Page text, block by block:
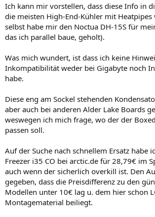
Ich kann mir vorstellen, dass diese Info in
die meisten High-End-Kühler mit Heatpipes
selbst habe mir den Noctua DH-15S für
das ich parallel baue, geholt).
Was mich wundert, ist dass ich keine
Inkompatibilität weder bei Gigabyte noch
habe.
Diese eng am Sockel stehenden
aber auch bei anderen Alder Lake Boards
weswegen ich mich frage, wo der der
passen soll.
Auf der Suche nach schnellem Ersatz habe
Freezer i35 CO bei arctic.de für 28,79€ im
auch wenn der sicherlich overkill ist. Den
gegeben, dass die Preisdifferenz zu den
Modellen unter 10€ lag u. dem hier schon
Montagematerial beiliegt.